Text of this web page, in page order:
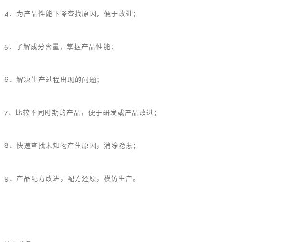
4、为产品性能下降查找原因，便于改进；
5、了解成分含量，掌握产品性能；
6、解决生产过程出现的问题；
7、比较不同时期的产品，便于研发或产品改进；
8、快速查找未知物产生原因，消除隐患；
9、产品配方改进，配方还原，模仿生产。